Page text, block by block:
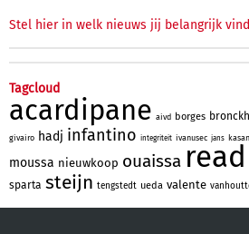
Stel hier in welk nieuws jij belangrijk
Tagcloud
acardipane aivd borges
givairo hadj infantino integriteit ivanusec jans
moussa nieuwkoop ouaissa read
sparta steijn tengstedt ueda valente